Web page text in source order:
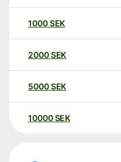
1000SEK
2000SEK
5000SEK
10000 SEK